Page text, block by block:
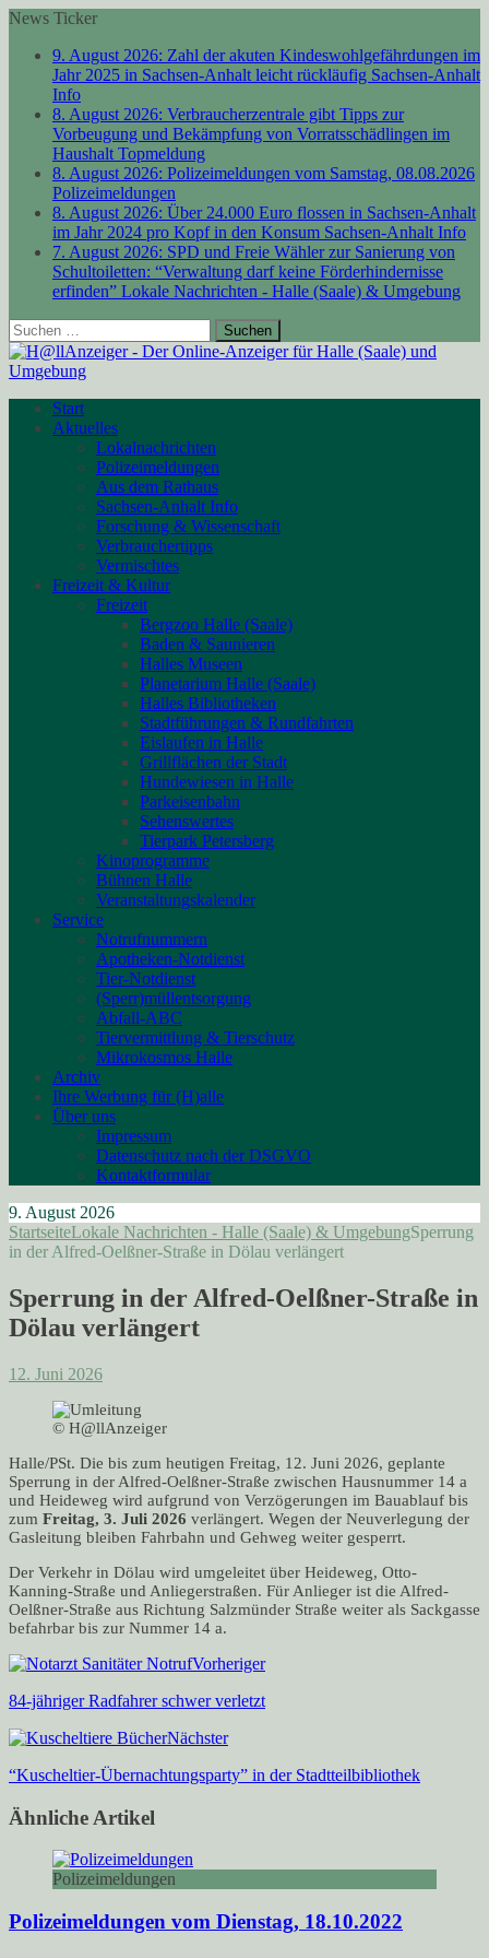
News Ticker
9. August 2026: Zahl der akuten Kindeswohlgefährdungen im
Jahr 2025 in Sachsen-Anhalt leicht rückläufig Sachsen-Anhalt
Info
8. August 2026: Verbraucherzentrale gibt Tipps zur
Vorbeugung und Bekämpfung von Vorratsschädlingen im
Haushalt Topmeldung
8. August 2026: Polizeimeldungen vom Samstag, 08.08.2026
Polizeimeldungen
8. August 2026: Über 24.000 Euro flossen in Sachsen-Anhalt
im Jahr 2024 pro Kopf in den Konsum Sachsen-Anhalt Info
7. August 2026: SPD und Freie Wähler zur Sanierung von
Schultoiletten: “Verwaltung darf keine Förderhindernisse
erfinden” Lokale Nachrichten - Halle (Saale) & Umgebung
Suchen
nach:
Start
Aktuelles
Lokalnachrichten
Polizeimeldungen
Aus dem Rathaus
Sachsen-Anhalt Info
Forschung & Wissenschaft
Verbrauchertipps
Vermischtes
Freizeit & Kultur
Freizeit
Bergzoo Halle (Saale)
Baden & Saunieren
Halles Museen
Planetarium Halle (Saale)
Halles Bibliotheken
Stadtführungen & Rundfahrten
Eislaufen in Halle
Grillflächen der Stadt
Hundewiesen in Halle
Parkeisenbahn
Sehenswertes
Tierpark Petersberg
Kinoprogramme
Bühnen Halle
Veranstaltungskalender
Service
Notrufnummern
Apotheken-Notdienst
Tier-Notdienst
(Sperr)müllentsorgung
Abfall-ABC
Tiervermittlung & Tierschutz
Mikrokosmos Halle
Archiv
Ihre Werbung für (H)alle
Über uns
Impressum
Datenschutz nach der DSGVO
Kontaktformular
9. August 2026
StartseiteLokale Nachrichten - Halle (Saale) & UmgebungSperrung
in der Alfred-Oelßner-Straße in Dölau verlängert
Sperrung in der Alfred-Oelßner-Straße in
Dölau verlängert
12. Juni 2026
© H@llAnzeiger
Halle/PSt. Die bis zum heutigen Freitag, 12. Juni 2026, geplante
Sperrung in der Alfred-Oelßner-Straße zwischen Hausnummer 14 a
und Heideweg wird aufgrund von Verzögerungen im Bauablauf bis
zum Freitag, 3. Juli 2026 verlängert. Wegen der Neuverlegung der
Gasleitung bleiben Fahrbahn und Gehweg weiter gesperrt.
Der Verkehr in Dölau wird umgeleitet über Heideweg, Otto-
Kanning-Straße und Anliegerstraßen. Für Anlieger ist die Alfred-
Oelßner-Straße aus Richtung Salzmünder Straße weiter als Sackgasse
befahrbar bis zur Nummer 14 a.
Vorheriger
84-jähriger Radfahrer schwer verletzt
Nächster
“Kuscheltier-Übernachtungsparty” in der Stadtteilbibliothek
Ähnliche Artikel
Polizeimeldungen
Polizeimeldungen vom Dienstag, 18.10.2022